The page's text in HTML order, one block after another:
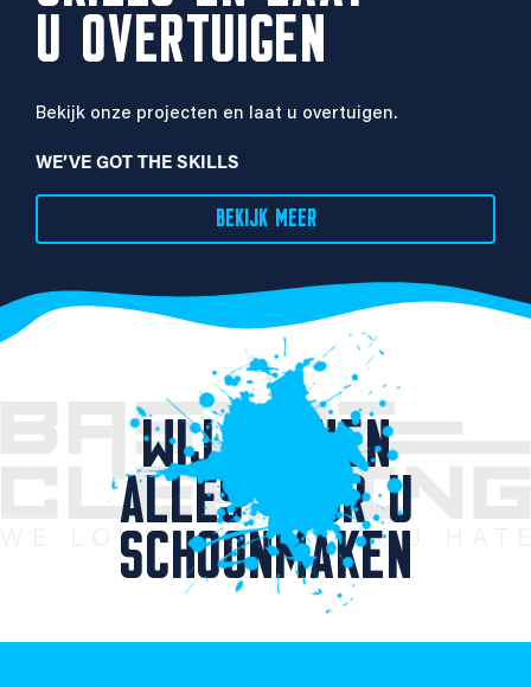
U OVERTUIGEN
Bekijk onze projecten en laat u overtuigen.
WE’VE GOT THE SKILLS
BEKIJK MEER
WIJ KUNNEN
ALLES VOOR U
SCHOONMAKEN